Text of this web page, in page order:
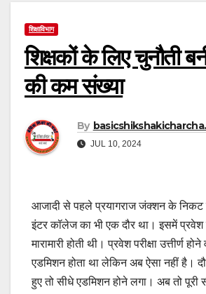
शिक्षाविभाग
शिक्षकों के लिए चुनौती बनी
की कम संख्या
By
JUL 10, 2024
आजादी से पहले प्रयागराज जंक्शन के निकट
इंटर कॉलेज का भी एक दौर था। इसमें
मारामारी होती थी। प्रवेश परीक्षा उत्तीर्ण
एडमिशन होता था लेकिन अब ऐसा नहीं है।
हुए तो सीधे एडमिशन होने लगा। अब तो पूरी